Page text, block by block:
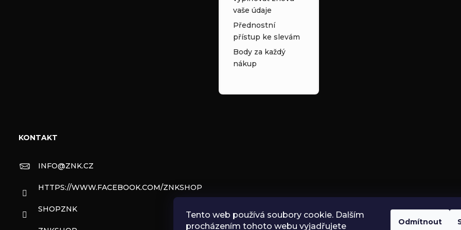
Tento web používá soubory cookie. Dalším
procházením tohoto webu vyjadřujete
Odmítnout
vaše údaje
Přednostní
přístup ke slevám
Body za každý
nákup
KONTAKT
INFO@ZNK.CZ
HTTPS://WWW.FACEBOOK.COM/ZNKSHOP
SHOPZNK